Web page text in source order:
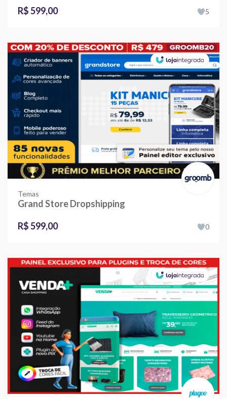
R$ 599,00
5
Temas
Grand Store Dropshipping
R$ 599,00
0